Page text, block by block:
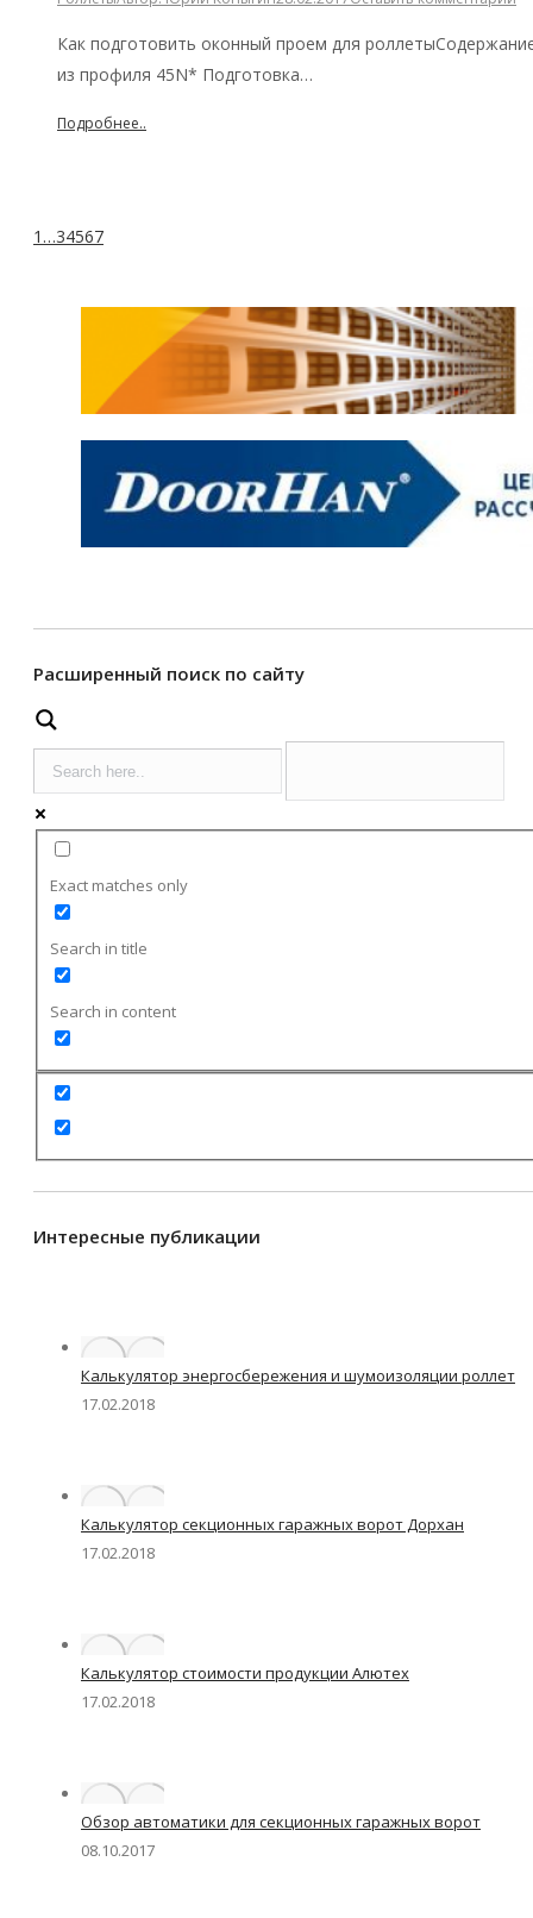
Как подготовить оконный проем для
из профиля 45N* Подготовка…
Подробнее..
1 …34567
Расширенный поиск по сайту
Exact matches only
Search in title
Search in content
Интересные публикации
Калькулятор энергосбережения и шумоизоляции роллет
17.02.2018
Калькулятор секционных гаражных ворот Дорхан
17.02.2018
Калькулятор стоимости продукции Алютех
17.02.2018
Обзор автоматики для секционных гаражных ворот
08.10.2017